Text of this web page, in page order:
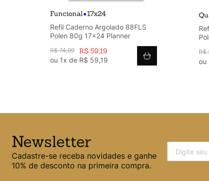
Funcional•17x24
Refil Caderno Argolado 88FLS
Polen 80g 17x24 Planner
R$ 74,99 R$ 59,19
ou 1x de R$ 59,19
R$
ou
Newsletter
Cadastre-se receba novidades e ganhe
10% de desconto na primeira compra.